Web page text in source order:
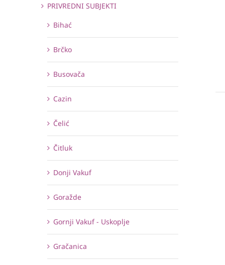
PRIVREDNI SUBJEKTI
Bihać
Brčko
Busovača
Cazin
Čelić
Čitluk
Donji Vakuf
Goražde
Gornji Vakuf - Uskoplje
Gračanica